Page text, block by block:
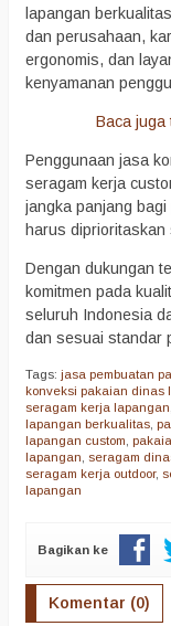
lapangan
dan perusahaan,
ergonomis, dan
kenyamanan
Baca juga
Penggunaan jasa
seragam kerja
jangka panjang
harus
Dengan dukungan
komitmen pada
seluruh Indonesia
dan sesuai standar
Tags: jasa pembuatan
konveksi pakaian dinas
seragam kerja lapangan
lapangan berkualitas
lapangan custom
lapangan seragam
seragam kerja outdoor,
lapangan
Bagikan ke
Komentar (0)